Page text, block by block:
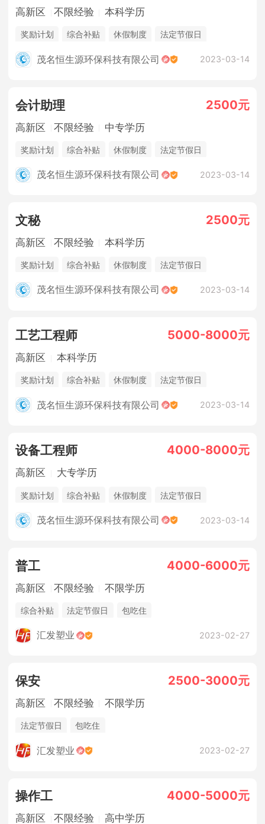
高新区 不限经验 本科学历
奖励计划 综合补贴 休假制度
法定节假日
三险一金
茂名恒生源环保科技有限公司 2023-03-14
会计助理 2500元
高新区 不限经验 中专学历
奖励计划 综合补贴 休假制度
法定节假日
三险一金
茂名恒生源环保科技有限公司 2023-03-14
文秘 2500元
高新区 不限经验 本科学历
奖励计划 综合补贴 休假制度
法定节假日
三险一金
茂名恒生源环保科技有限公司 2023-03-14
工艺工程师 5000-8000元
高新区 本科学历
奖励计划 综合补贴 休假制度
法定节假日
三险一金
茂名恒生源环保科技有限公司 2023-03-14
设备工程师 4000-8000元
高新区 大专学历
奖励计划 综合补贴 休假制度
法定节假日
三险一金
茂名恒生源环保科技有限公司 2023-03-14
普工 4000-6000元
高新区 不限经验 不限学历
综合补贴 法定节假日 包吃住
汇发塑业 2023-02-27
保安 2500-3000元
高新区 不限经验 不限学历
法定节假日 包吃住
汇发塑业 2023-02-27
操作工 4000-5000元
高新区 不限经验 高中学历